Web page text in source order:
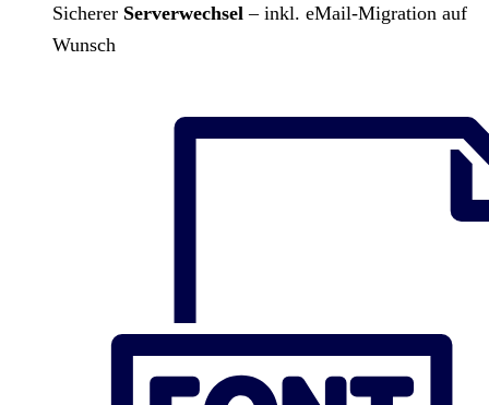
Sicherer Serverwechsel – inkl. eMail-Migration auf
Wunsch